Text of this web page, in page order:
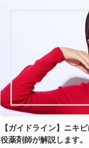
【ガイドライン】ニキ
役薬剤師が解説します。